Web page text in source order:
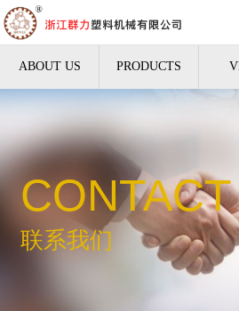
ABOUT US PRODUCTS
联系我们